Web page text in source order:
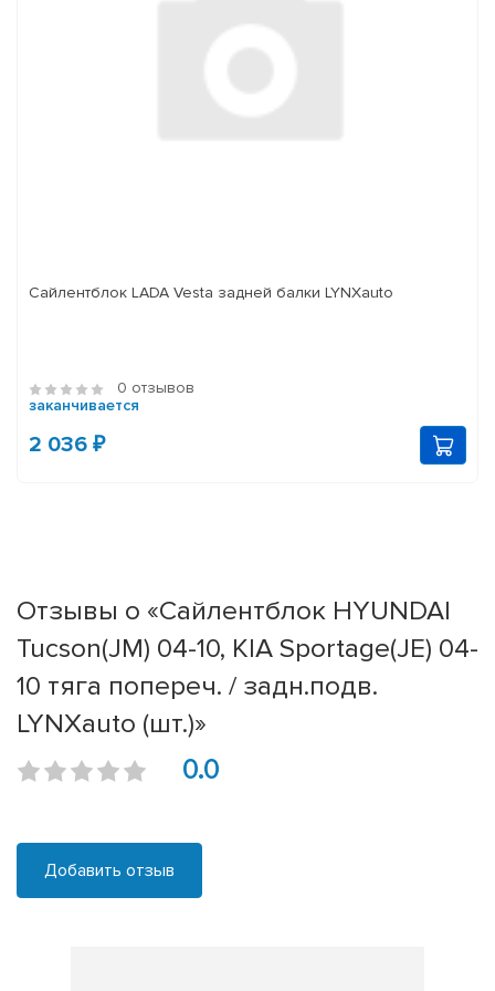
Сайлентблок LADA Vesta задней балки LYNXauto
0 отзывов
заканчивается
2 036 ₽
Отзывы о «Сайлентблок HYUNDAI
Tucson(JM) 04-10, KIA Sportage(JE) 04-
10 тяга попереч. / задн.подв.
LYNXauto (шт.)»
0.0
Добавить отзыв